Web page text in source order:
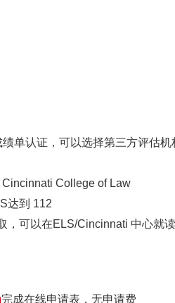
单认证，可以选择第三方评估
College of Law
达到 112
，可以在ELS/Cincinnati 中心就
完成在线申请表，无申请费